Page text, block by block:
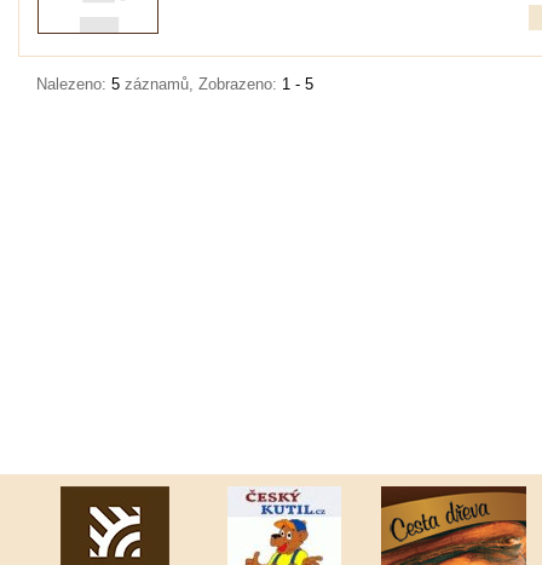
Nalezeno: 5 záznamů, Zobrazeno: 1 - 5